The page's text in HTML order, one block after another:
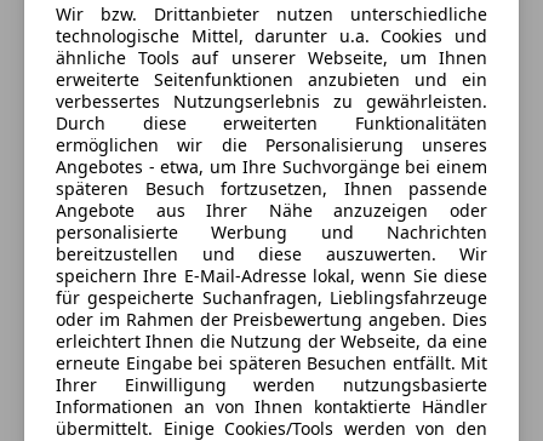
Anbieter kontaktieren
Deine Nachricht
3 ähnliche Fahrzeuge gefunden
Wir bzw. Drittanbieter nutzen unterschiedliche
technologische Mittel, darunter u.a. Cookies und
ähnliche Tools auf unserer Webseite, um Ihnen
erweiterte Seitenfunktionen anzubieten und ein
verbessertes Nutzungserlebnis zu gewährleisten.
Durch diese erweiterten Funktionalitäten
ermöglichen wir die Personalisierung unseres
Angebotes - etwa, um Ihre Suchvorgänge bei einem
späteren Besuch fortzusetzen, Ihnen passende
Angebote aus Ihrer Nähe anzuzeigen oder
personalisierte Werbung und Nachrichten
bereitzustellen und diese auszuwerten. Wir
speichern Ihre E-Mail-Adresse lokal, wenn Sie diese
für gespeicherte Suchanfragen, Lieblingsfahrzeuge
oder im Rahmen der Preisbewertung angeben. Dies
erleichtert Ihnen die Nutzung der Webseite, da eine
erneute Eingabe bei späteren Besuchen entfällt. Mit
Ihrer Einwilligung werden nutzungsbasierte
Informationen an von Ihnen kontaktierte Händler
übermittelt. Einige Cookies/Tools werden von den